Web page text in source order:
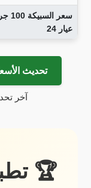
سعر
عيار 24
تحديث
آخر تحديث: 8 أغسطس،
🏆